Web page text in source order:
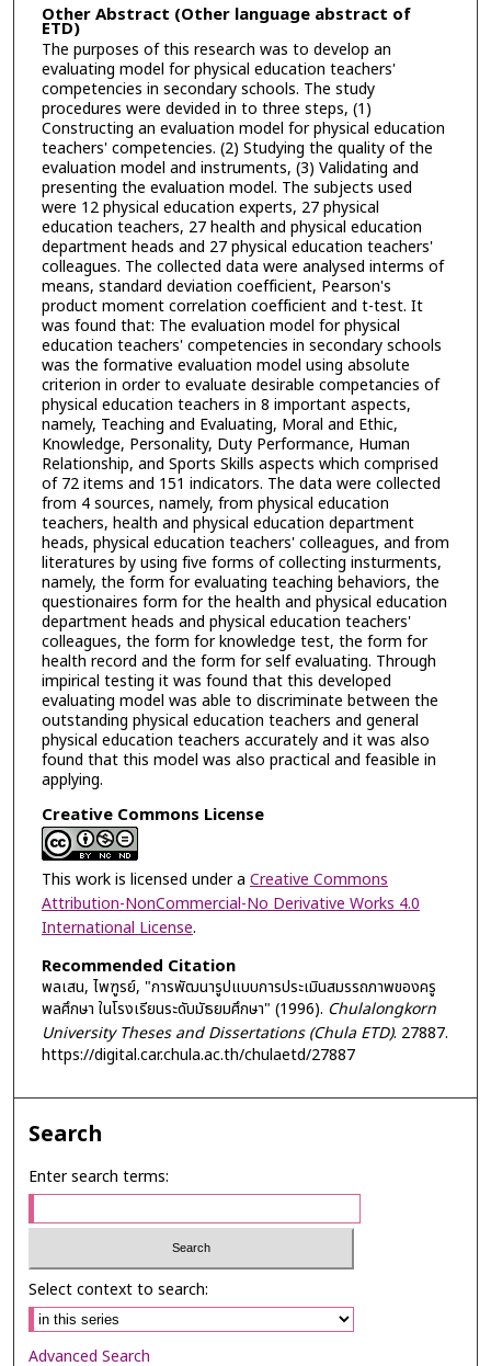
Other Abstract (Other language abstract of
ETD)
The purposes of this research was to develop an
evaluating model for physical education teachers'
competencies in secondary schools. The study
procedures were devided in to three steps, (1)
Constructing an evaluation model for physical education
teachers' competencies. (2) Studying the quality of the
evaluation model and instruments, (3) Validating and
presenting the evaluation model. The subjects used
were 12 physical education experts, 27 physical
education teachers, 27 health and physical education
department heads and 27 physical education teachers'
colleagues. The collected data were analysed interms of
means, standard deviation coefficient, Pearson's
product moment correlation coefficient and t-test. It
was found that: The evaluation model for physical
education teachers' competencies in secondary schools
was the formative evaluation model using absolute
criterion in order to evaluate desirable competancies of
physical education teachers in 8 important aspects,
namely, Teaching and Evaluating, Moral and Ethic,
Knowledge, Personality, Duty Performance, Human
Relationship, and Sports Skills aspects which comprised
of 72 items and 151 indicators. The data were collected
from 4 sources, namely, from physical education
teachers, health and physical education department
heads, physical education teachers' colleagues, and from
literatures by using five forms of collecting insturments,
namely, the form for evaluating teaching behaviors, the
questionaires form for the health and physical education
department heads and physical education teachers'
colleagues, the form for knowledge test, the form for
health record and the form for self evaluating. Through
impirical testing it was found that this developed
evaluating model was able to discriminate between the
outstanding physical education teachers and general
physical education teachers accurately and it was also
found that this model was also practical and feasible in
applying.
Creative Commons License
This work is licensed under a Creative Commons
Attribution-NonCommercial-No Derivative Works 4.0
International License.
Recommended Citation
พลเสน, ไพฑูรย์, "การพัฒนารูปแบบการประเมินสมรรถภาพของครู
พลศึกษา ในโรงเรียนระดับมัธยมศึกษา" (1996). Chulalongkorn
University Theses and Dissertations (Chula ETD). 27887.
https://digital.car.chula.ac.th/chulaetd/27887
Search
Enter search terms:
Select context to search:
Advanced Search